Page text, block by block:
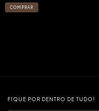
FIQUE POR DENTRO DE TUDO!